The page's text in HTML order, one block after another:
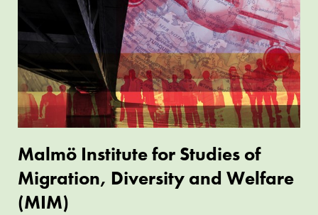
for
of
Migration,
Diversity
and
Welfare
(MIM)
Malmö Institute for Studies of
Migration, Diversity and Welfare
(MIM)